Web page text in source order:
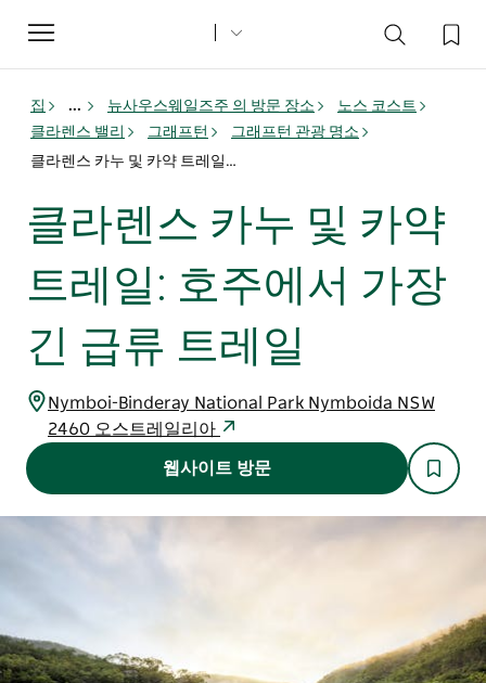
Toggle
navigation
집 ... 뉴사우스웨일즈주 의 방문 장소
노스 코스트
클라렌스 밸리
그래프턴
그래프턴 관광 명소
클라렌스 카누 및 카약 트레일: 호주에서 가장 긴 급류 트레일
클라렌스 카누 및 카약
트레일: 호주에서 가장
긴 급류 트레일
Nymboi-Binderay National Park Nymboida NSW
2460 오스트레일리아
웹사이트 방문